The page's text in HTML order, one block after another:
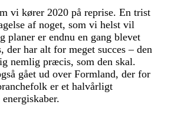
vi kører 2020 på reprise. En trist
af noget, som vi helst vil
planer er endnu en gang blevet
der har alt for meget succes – den
nemlig præcis, som den skal.
gået ud over Formland, der for
er et halvårligt